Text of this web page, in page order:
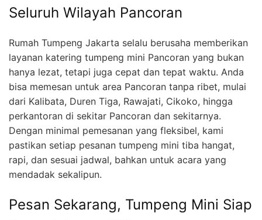
Seluruh Wilayah Pancoran
Rumah Tumpeng Jakarta selalu berusaha memberikan
layanan katering tumpeng mini Pancoran yang bukan
hanya lezat, tetapi juga cepat dan tepat waktu. Anda
bisa memesan untuk area Pancoran tanpa ribet, mulai
dari Kalibata, Duren Tiga, Rawajati, Cikoko, hingga
perkantoran di sekitar Pancoran dan sekitarnya.
Dengan minimal pemesanan yang fleksibel, kami
pastikan setiap pesanan tumpeng mini tiba hangat,
rapi, dan sesuai jadwal, bahkan untuk acara yang
mendadak sekalipun.
Pesan Sekarang, Tumpeng Mini Siap